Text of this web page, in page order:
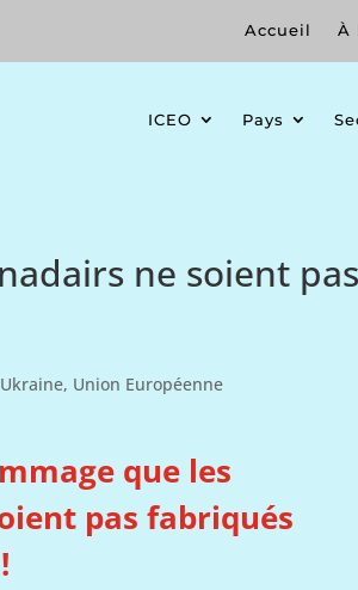
Accueil À
ICEO Pays
ne soient pas
Ukraine, Union Européenne
que les
pas fabriqués